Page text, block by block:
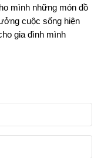
mình những món đồ
cuộc sống hiện
gia đình mình